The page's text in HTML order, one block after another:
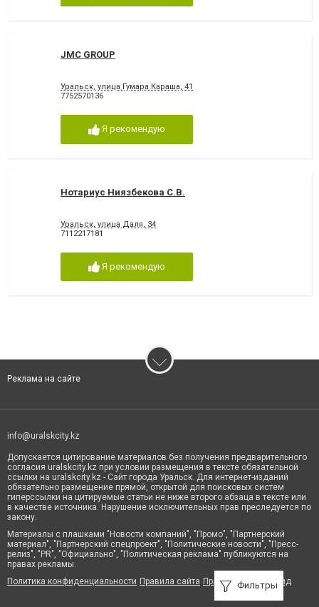
JMC GROUP
Уральск, улица Гумара Караша, 41
7752570136
Я рекомендую
Нотариус Ниязбекова С.В.
Уральск, улица Даля, 34
7112217181
Я рекомендую
Фильтры
Реклама на сайте
info@uralskcity.kz
Допускается цитирование материалов без получения предварительного
согласия uralskcity.kz при условии размещения в тексте обязательной
ссылки на uralskcity.kz - Сайт города Уральск. Для интернет-изданий
обязательно размещение прямой, открытой для поисковых систем
гиперссылки на цитируемые статьи не ниже второго абзаца в тексте или
в качестве источника. Нарушение исключительных прав преследуется по
закону.
Материалы с плашками "Новости компаний", "Промо", "Партнерский
материал", "Партнерский спецпроект", "Политические новости", "Пресс-
релиз", "PR", "Официально", "Политическая реклама" публикуются на
правах рекламы.
Политика конфиденциальности Правила сайта Правила классифайд